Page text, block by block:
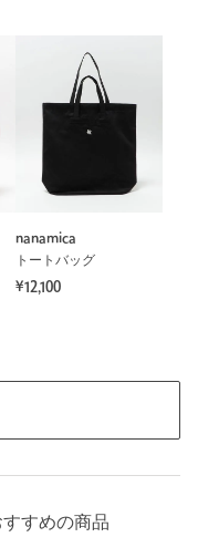
nanamica
トートバッグ
¥12,100
すめの商品